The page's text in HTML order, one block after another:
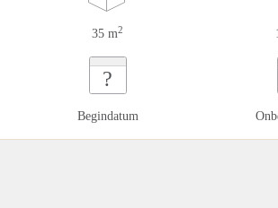
35 m2
?
Begindatum